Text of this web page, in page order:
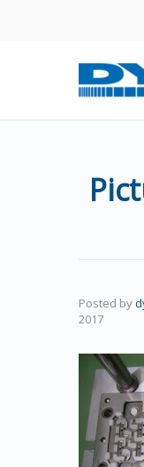
Posted by
2017